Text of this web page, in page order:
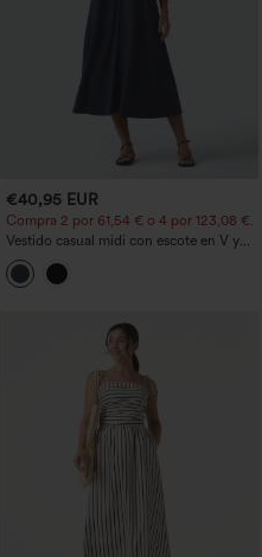
€40,95 EUR
Compra 2 por 61,54 € o 4 por 123,08 €.
Vestido casual midi con escote en V y
bolsillos